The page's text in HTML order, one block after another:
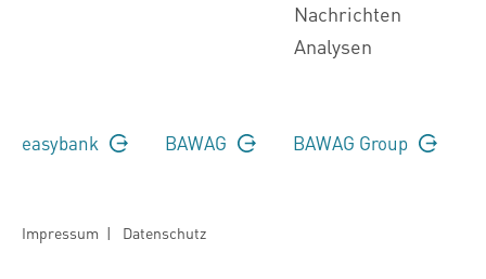
Nachrichten
Analysen
easybank BAWAG BAWAG Group
Impressum | Datenschutz